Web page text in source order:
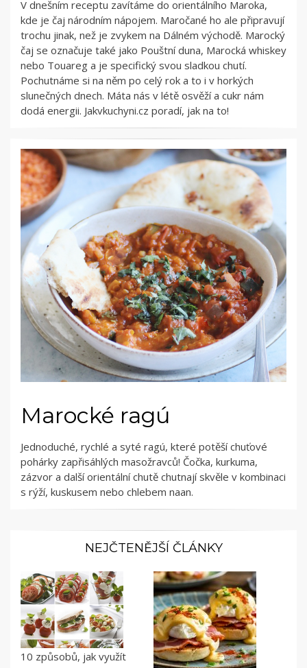
V dnešním receptu zavítáme do orientálního Maroka,
kde je čaj národním nápojem. Maročané ho ale připravují
trochu jinak, než je zvykem na Dálném východě. Marocký
čaj se označuje také jako Pouštní duna, Marocká whiskey
nebo Touareg a je specifický svou sladkou chutí.
Pochutnáme si na něm po celý rok a to i v horkých
slunečných dnech. Máta nás v létě osvěží a cukr nám
dodá energii. Jakvkuchyni.cz poradí, jak na to!
Marocké ragú
Jednoduché, rychlé a syté ragú, které potěší chuťové
pohárky zapřisáhlých masožravců! Čočka, kurkuma,
zázvor a další orientální chutě chutnají skvěle v kombinaci
s rýží, kuskusem nebo chlebem naan.
NEJČTENĚJŠÍ ČLÁNKY
10 způsobů, jak využít